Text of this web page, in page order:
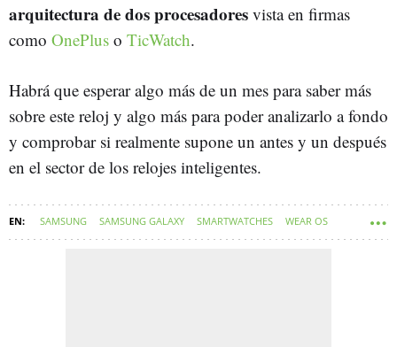
arquitectura de dos procesadores vista en firmas
como OnePlus o TicWatch.
Habrá que esperar algo más de un mes para saber más
sobre este reloj y algo más para poder analizarlo a fondo
y comprobar si realmente supone un antes y un después
en el sector de los relojes inteligentes.
SAMSUNG SAMSUNG GALAXY SMARTWATCHES WEAR OS